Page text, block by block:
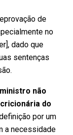
de
no
dado que
sentenças
não
do
por um
a necessidade